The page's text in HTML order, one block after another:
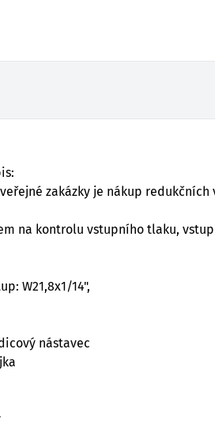
zakázky je nákup
na kontrolu vstupního tlaku,
W21,8x1/14",
nástavec